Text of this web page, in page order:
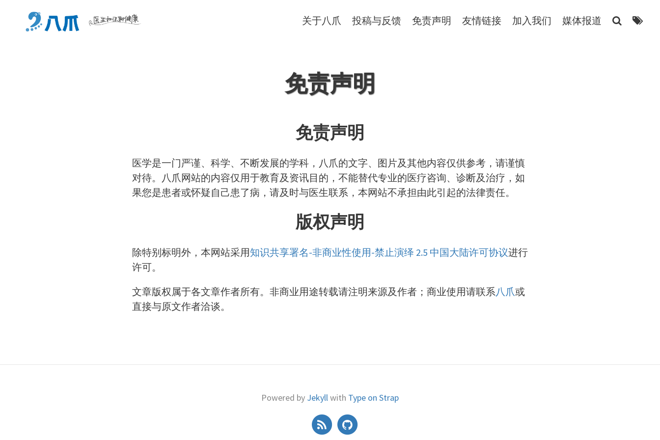
关于八爪 投稿与反馈 免责声明 友情链接 加入我们 媒体报道
免责声明
免责声明
医学是一门严谨、科学、不断发展的学科，八爪的文字、图片及其他内容仅供参考，请谨慎
对待。八爪网站的内容仅用于教育及资讯目的，不能替代专业的医疗咨询、诊断及治疗，如
果您是患者或怀疑自己患了病，请及时与医生联系，本网站不承担由此引起的法律责任。
版权声明
除特别标明外，本网站采用知识共享署名-非商业性使用-禁止演绎 2.5 中国大陆许可协议进行
许可。
文章版权属于各文章作者所有。非商业用途转载请注明来源及作者；商业使用请联系八爪或
直接与原文作者洽谈。
Powered by Jekyllwith Type on Strap